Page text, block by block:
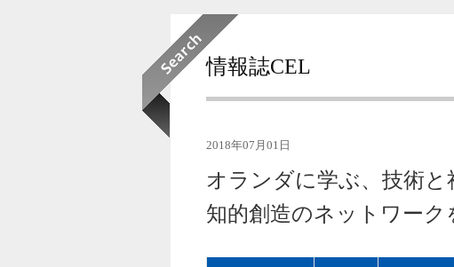
情報誌CEL
2018年07月01日
オランダに学ぶ、技術と
知的創造のネットワー